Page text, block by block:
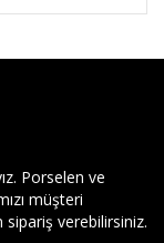
Porselen ve
müşteri
verebilirsiniz.